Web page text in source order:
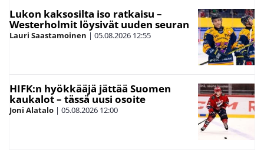
Lukon kaksosilta iso ratkaisu –
Westerholmit löysivät uuden seuran
Lauri Saastamoinen | 05.08.2026 12:55
HIFK:n hyökkääjä jättää Suomen
kaukalot – tässä uusi osoite
Joni Alatalo | 05.08.2026 12:00